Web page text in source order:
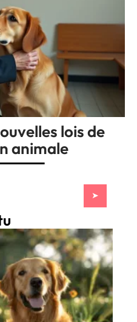
lois de
animale